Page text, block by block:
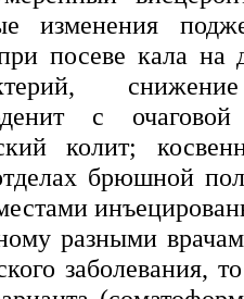
изменения
посеве кала на
,
с
колит;
брюшной
разными
заболевания,